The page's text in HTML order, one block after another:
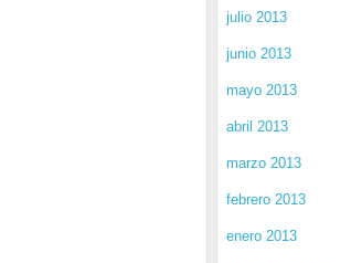
julio 2013
junio 2013
mayo 2013
abril 2013
marzo 2013
febrero 2013
enero 2013